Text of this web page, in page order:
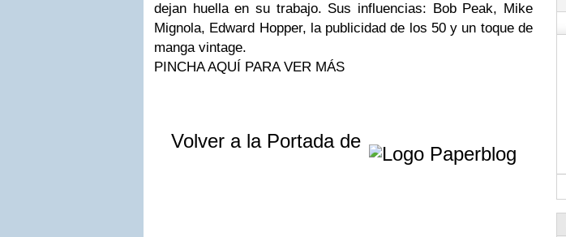
dejan huella en su trabajo. Sus influencias: Bob Peak, Mike
Mignola, Edward Hopper, la publicidad de los 50 y un toque de
manga vintage.
PINCHA AQUÍ PARA VER MÁS
Volver a la Portada de